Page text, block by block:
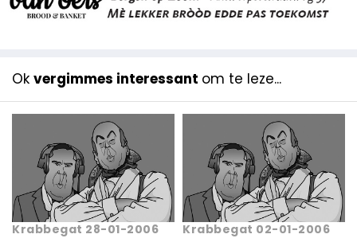
Ok vergimmes interessant om te leze...
Krabbegat 28-01-2006 Krabbegat 02-01-2006